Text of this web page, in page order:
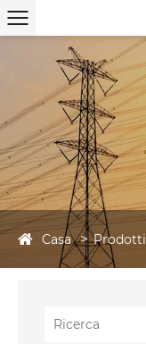
Casa Prodotti